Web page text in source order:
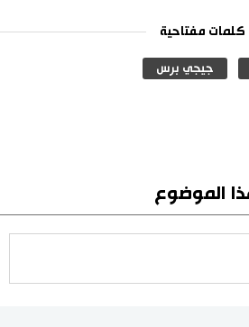
كلمات مفتاحية
جيجي برس
الموضوع